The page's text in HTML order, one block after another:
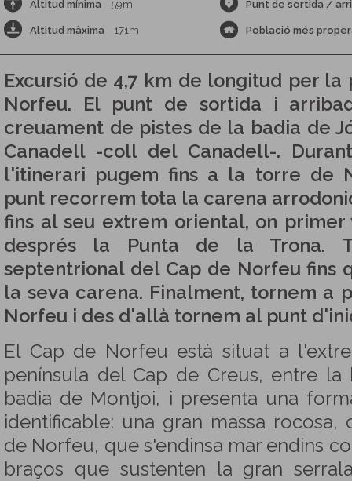
Altitud mínima 59m Punt de sortida /
Altitud màxima 171m Població més
Excursió de 4,7 km de longitud per la
Norfeu. El punt de sortida i
creuament de pistes de la badia de
Canadell -coll del Canadell-.
l'itinerari pugem fins a la torre de
punt recorrem tota la carena
fins al seu extrem oriental, on primer
després la Punta de la Trona.
septentrional del Cap de Norfeu fins
la seva carena. Finalment, tornem a
Norfeu i des d'allà tornem al punt
El Cap de Norfeu està situat a
península del Cap de Creus, entre
badia de Montjoi, i presenta una
identificable: una gran massa
de Norfeu, que s'endinsa mar endins
braços que sustenten la gran